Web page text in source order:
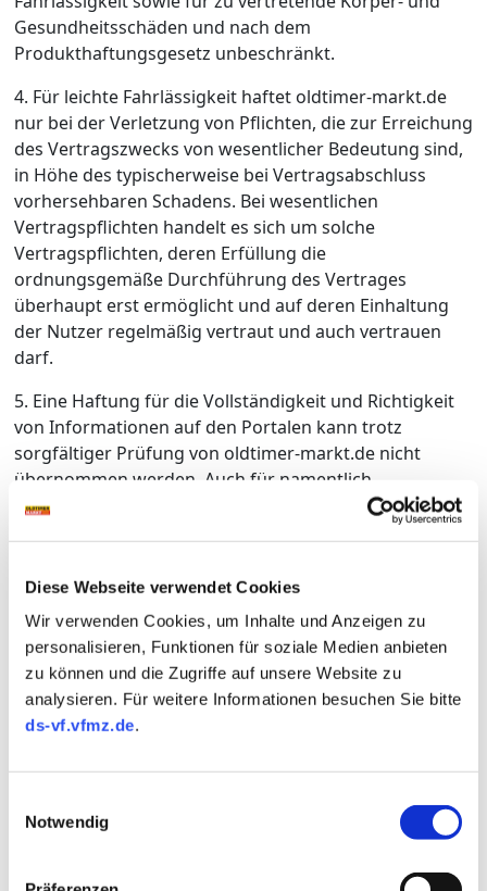
Diese Webseite verwendet Cookies
Wir verwenden Cookies, um Inhalte und Anzeigen zu
personalisieren, Funktionen für soziale Medien anbieten
zu können und die Zugriffe auf unsere Website zu
analysieren. Für weitere Informationen besuchen Sie bitte
ds-vf.vfmz.de.
Notwendig
Gesundheitsschäden und nach dem
Produkthaftungsgesetz unbeschränkt.
4. Für leichte Fahrlässigkeit haftet oldtimer-markt.de
nur bei der Verletzung von Pflichten, die zur Erreichung
des Vertragszwecks von wesentlicher Bedeutung sind,
in Höhe des typischerweise bei Vertragsabschluss
vorhersehbaren Schadens. Bei wesentlichen
Vertragspflichten handelt es sich um solche
Vertragspflichten, deren Erfüllung die
ordnungsgemäße Durchführung des Vertrages
überhaupt erst ermöglicht und auf deren Einhaltung
der Nutzer regelmäßig vertraut und auch vertrauen
darf.
5. Eine Haftung für die Vollständigkeit und Richtigkeit
von Informationen auf den Portalen kann trotz
sorgfältiger Prüfung von oldtimer-markt.de nicht
übernommen werden. Auch für namentlich
gekennzeichnete redaktionelle Beiträge übernimmt die
6. Ferner wird keine Haftung für Schäden
übernommen, die durch auf den Portalen von Dritten
ohne Mitwirkung von oldtimer-markt.de empfohlene,
über die Portale bezogene oder über die Portale
genutzte Software entstehen. Der Download von
Programmen von den Portalen bzw. die Nutzung von
werden einer Virenprüfung unterzogen. Eine Haftung
seitens oldtimer-markt.de für Schäden und